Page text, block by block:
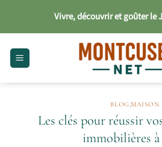
contenu
Vivre, découvrir et goûter le
BLOG,MAISON
Les clés pour réussir
immobilières à